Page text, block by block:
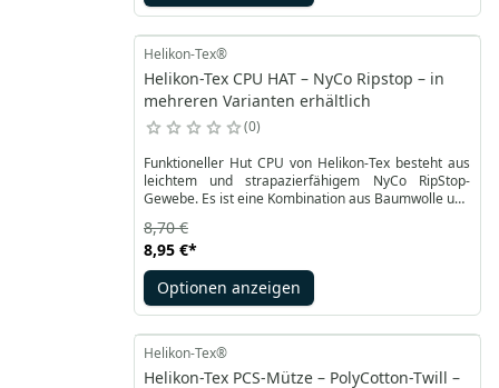
Helikon-Tex®
Helikon-Tex CPU HAT – NyCo Ripstop – in
mehreren Varianten erhältlich
0
Funktioneller Hut CPU von Helikon-Tex besteht aus
leichtem und strapazierfähigem NyCo RipStop-
Gewebe. Es ist eine Kombination aus Baumwolle und
einen elastischen Kordelzug mit Stopper für eine
gute Passform. Es wird mit einer verstellbaren
Kordel vervollständigt, dank der es einfacher ist, den
Hut auf dem Kopf zu halten.
8,95 €*
8,70 €
Optionen anzeigen
Helikon-Tex®
Helikon-Tex PCS-Mütze – PolyCotton-Twill –